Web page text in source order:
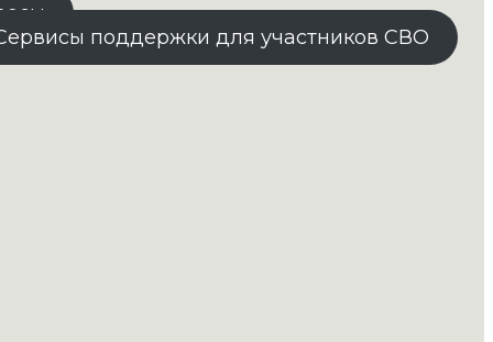
поддержки для участников СВО